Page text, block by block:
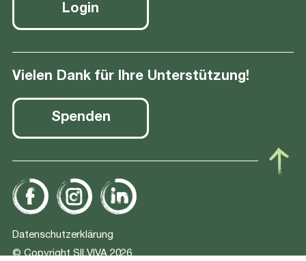
Login
Vielen Dank für Ihre Unterstützung!
Spenden
Footer-Navigation
Datenschutzerklärung
© Copyright SILVIVA 2026